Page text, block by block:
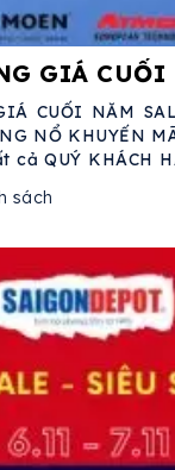
GIÁ CUỐI
CUỐI NĂM
NỔ KHUYẾN
cả QUÝ KHÁCH
sách